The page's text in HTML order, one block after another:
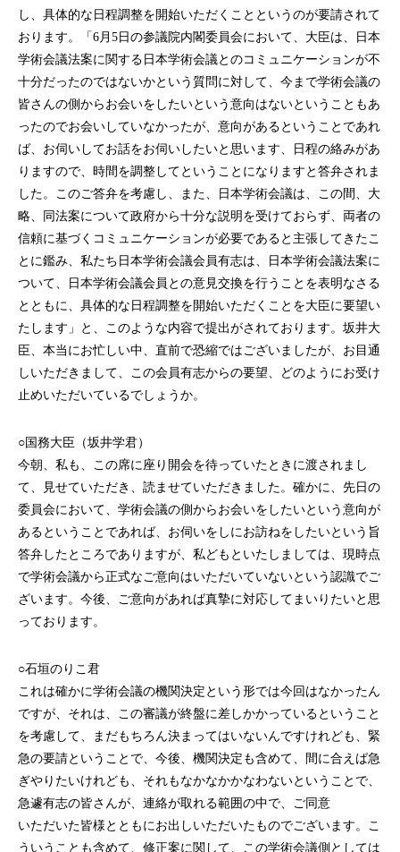
し、具体的な日程調整を開始いただくことというのが要請されて
おります。「6月5日の参議院内閣委員会において、大臣は、日本
学術会議法案に関する日本学術会議とのコミュニケーションが不
十分だったのではないかという質問に対して、今まで学術会議の
皆さんの側からお会いをしたいという意向はないということもあ
ったのでお会いしていなかったが、意向があるということであれ
ば、お伺いしてお話をお伺いしたいと思います、日程の絡みがあ
りますので、時間を調整してということになりますと答弁されま
した。このご答弁を考慮し、また、日本学術会議は、この間、大
略、同法案について政府から十分な説明を受けておらず、両者の
信頼に基づくコミュニケーションが必要であると主張してきたこ
とに鑑み、私たち日本学術会議会員有志は、日本学術会議法案に
ついて、日本学術会議会員との意見交換を行うことを表明なさる
とともに、具体的な日程調整を開始いただくことを大臣に要望い
たします」と、このような内容で提出がされております。坂井大
臣、本当にお忙しい中、直前で恐縮ではございましたが、お目通
しいただきまして、この会員有志からの要望、どのようにお受け
止めいただいているでしょうか。
○国務大臣（坂井学君）
今朝、私も、この席に座り開会を待っていたときに渡されまし
て、見せていただき、読ませていただきました。確かに、先日の
委員会において、学術会議の側からお会いをしたいという意向が
あるということであれば、お伺いをしにお訪ねをしたいという旨
答弁したところでありますが、私どもといたしましては、現時点
で学術会議から正式なご意向はいただいていないという認識でご
ざいます。今後、ご意向があれば真摯に対応してまいりたいと思
っております。
○石垣のりこ君
これは確かに学術会議の機関決定という形では今回はなかったん
ですが、それは、この審議が終盤に差しかかっているということ
を考慮して、まだもちろん決まってはいないんですけれども、緊
急の要請ということで、今後、機関決定も含めて、間に合えば急
ぎやりたいけれども、それもなかなかかなわないということで、
急遽有志の皆さんが、連絡が取れる範囲の中で、ご同意
いただいた皆様とともにお出しいただいたものでございます。こ
ういうことも含めて、修正案に関して、この学術会議側としては